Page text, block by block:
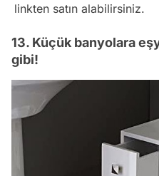
linkten satın alabilirsiniz.
13. Küçük banyolara
gibi!